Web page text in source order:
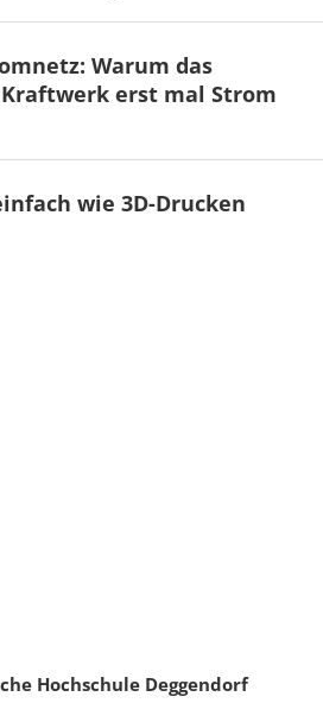
Warum das
erst mal Strom
wie 3D-Drucken
Hochschule Deggendorf